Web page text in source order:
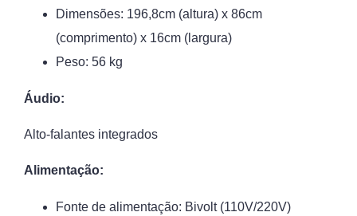
Dimensões: 196,8cm (altura) x 86cm
(comprimento) x 16cm (largura)
Peso: 56 kg
Áudio:
Alto-falantes integrados
Alimentação:
Fonte de alimentação: Bivolt (110V/220V)